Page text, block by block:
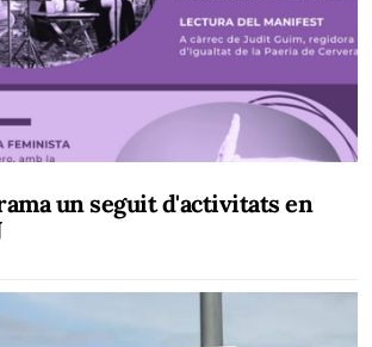
un seguit d'activitats en